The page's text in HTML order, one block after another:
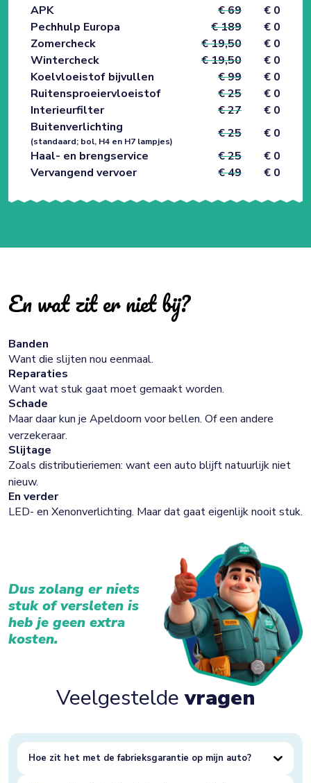
APK
€ 69
€ 0
Pechhulp Europa
€ 189
€ 0
Zomercheck
€ 19,50
€ 0
Wintercheck
€ 19,50
€ 0
Koelvloeistof bijvullen
€ 99
€ 0
Ruitensproeiervloeistof
€ 25
€ 0
Interieurfilter
€ 27
€ 0
Buitenverlichting
(standaard; bol, H4 en H7 lampjes)
€ 25
€ 0
Haal- en brengservice
€ 25
€ 0
Vervangend vervoer
€ 49 € 0
En wat zit er niet bij?
Banden
Want die slijten nou eenmaal.
Reparaties
Want wat stuk gaat moet gemaakt worden.
Schade
Maar daar kun je Apeldoorn voor bellen. Of een andere
verzekeraar.
Slijtage
Zoals distributieriemen: want een auto blijft natuurlijk niet
nieuw.
En verder
LED- en Xenonverlichting. Maar dat gaat eigenlijk nooit stuk.
Dus zolang er niets
stuk of versleten is
heb je geen extra
kosten.
Veelgesteldevragen
Hoe zit het met de fabrieksgarantie op mijn auto?